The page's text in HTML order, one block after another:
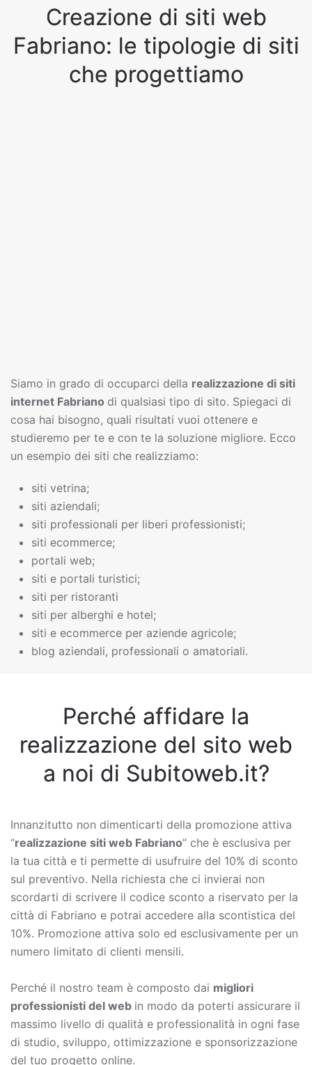
Creazione di siti web
Fabriano: le tipologie di siti
che progettiamo
Siamo in grado di occuparci della realizzazione di siti
internet Fabriano di qualsiasi tipo di sito. Spiegaci di
cosa hai bisogno, quali risultati vuoi ottenere e
studieremo per te e con te la soluzione migliore. Ecco
un esempio dei siti che realizziamo:
siti vetrina;
siti aziendali;
siti professionali per liberi professionisti;
siti ecommerce;
portali web;
siti e portali turistici;
siti per ristoranti
siti per alberghi e hotel;
siti e ecommerce per aziende agricole;
blog aziendali, professionali o amatoriali.
Perché affidare la
realizzazione del sito web
a noi di Subitoweb.it?
Innanzitutto non dimenticarti della promozione attiva
“realizzazione siti web Fabriano” che è esclusiva per
la tua città e ti permette di usufruire del 10% di sconto
sul preventivo. Nella richiesta che ci invierai non
scordarti di scrivere il codice sconto a riservato per la
città di Fabriano e potrai accedere alla scontistica del
10%. Promozione attiva solo ed esclusivamente per un
numero limitato di clienti mensili.
Perché il nostro team è composto dai migliori
professionisti del web in modo da poterti assicurare il
massimo livello di qualità e professionalità in ogni fase
di studio, sviluppo, ottimizzazione e sponsorizzazione
del tuo progetto online.